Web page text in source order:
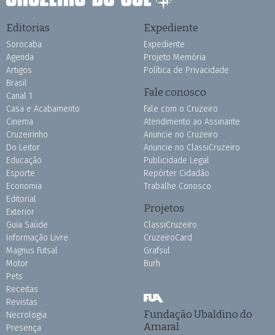
Editorias
Sorocaba
Agenda
Artigos
Brasil
Canal 1
Casa e Acabamento
Cinema
Cruzeirinho
Do Leitor
Educação
Esporte
Economia
Editorial
Exterior
Guia Saúde
Informação Livre
Magnus Futsal
Motor
Pets
Receitas
Revistas
Necrologia
Presença
Expediente
Expediente
Projeto Memória
Política de Privacidade
Fale conosco
Fale com o Cruzeiro
Atendimento ao Assinante
Anuncie no Cruzeiro
Anuncie no ClassiCruzeiro
Publicidade Legal
Repórter Cidadão
Trabalhe Conosco
Projetos
ClassiCruzeiro
CruzeiroCard
Grafsul
Burh
Fundação Ubaldino do
Amaral